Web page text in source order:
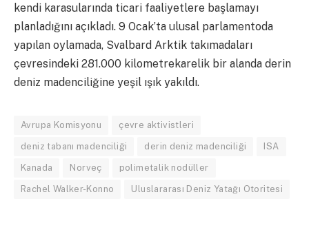
kendi karasularında ticari faaliyetlere başlamayı
planladığını açıkladı. 9 Ocak’ta ulusal parlamentoda
yapılan oylamada, Svalbard Arktik takımadaları
çevresindeki 281.000 kilometrekarelik bir alanda derin
deniz madenciliğine yeşil ışık yakıldı.
Avrupa Komisyonu çevre aktivistleri
deniz tabanı madenciliği derin deniz madenciliği ISA
Kanada Norveç polimetalik nodüller
Rachel Walker-Konno Uluslararası Deniz Yatağı Otoritesi